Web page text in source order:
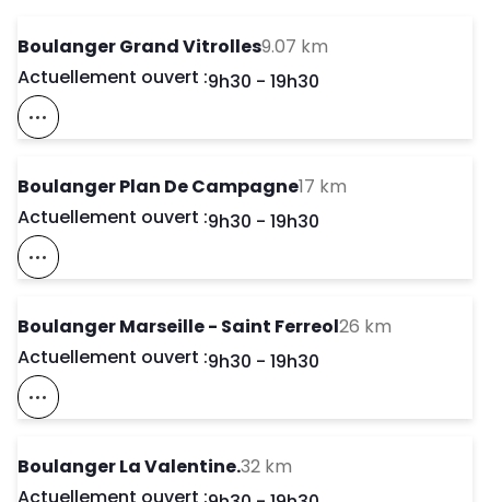
Boulanger Grand Vitrolles9.07 km
Actuellement ouvert :Day of the Week
9h30 - 19h30
Voir Ce Magasin Sur La Carte
Boulanger Plan De Campagne17 km
Actuellement ouvert :Day of the Week
9h30 - 19h30
Voir Ce Magasin Sur La Carte
Boulanger Marseille - Saint Ferreol26 km
Actuellement ouvert :Day of the Week
9h30 - 19h30
Voir Ce Magasin Sur La Carte
Boulanger La Valentine.32 km